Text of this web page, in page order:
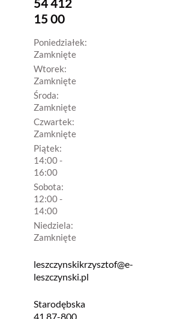
54 412
15 00
Poniedziałek:
Zamknięte
Wtorek:
Zamknięte
Środa:
Zamknięte
Czwartek:
Zamknięte
Piątek:
14:00 -
16:00
Sobota:
12:00 -
14:00
Niedziela:
Zamknięte
leszczynskikrzysztof@e-
leszczynski.pl
Starodębska
41 87-800